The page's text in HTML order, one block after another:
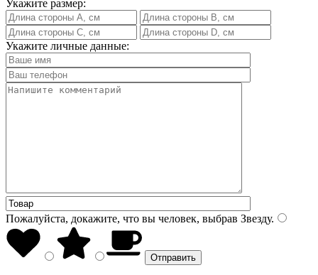
Укажите размер:
Укажите личные данные:
Пожалуйста, докажите, что вы человек, выбрав Звезду.